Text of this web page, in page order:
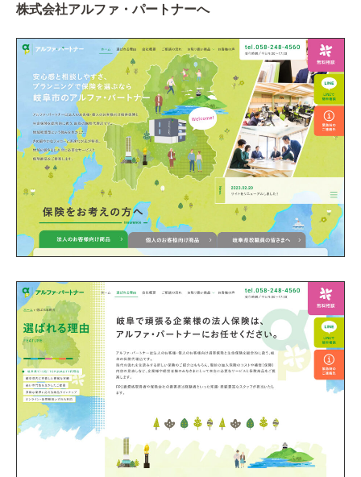
株式会社アルファ・パートナーへ